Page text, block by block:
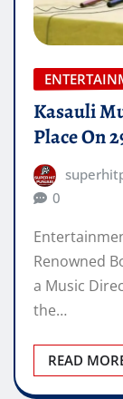
Kasauli
Place On
Renowned
a Music
READ